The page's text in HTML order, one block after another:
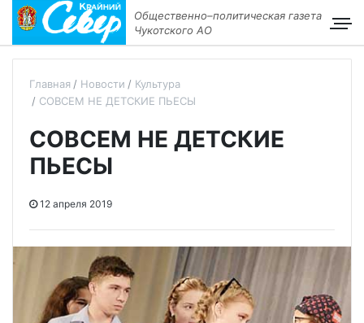
Общественно–политическая газета
Чукотского АО
Главная Новости
Культура
СОВСЕМ НЕ ДЕТСКИЕ ПЬЕСЫ
СОВСЕМ НЕ ДЕТСКИЕ
ПЬЕСЫ
12 апреля 2019